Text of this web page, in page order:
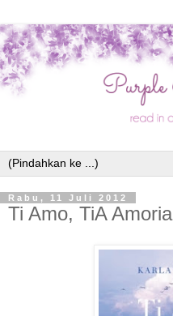
Rabu, 11 Juli 2012
Ti Amo, TiA Amoria